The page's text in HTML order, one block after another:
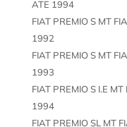
ATE 1994
FIAT PREMIO S MT
1992
FIAT PREMIO S MT
1993
FIAT PREMIO S I.E
1994
FIAT PREMIO SL MT